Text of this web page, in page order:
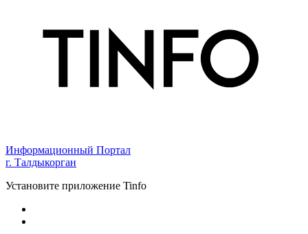
Информационный Портал
г. Талдыкорган
Установите приложение Tinfo